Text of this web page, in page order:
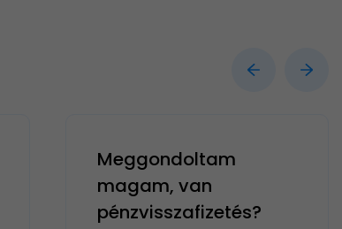
Meggondoltam
magam, van
pénzvisszafizetés?